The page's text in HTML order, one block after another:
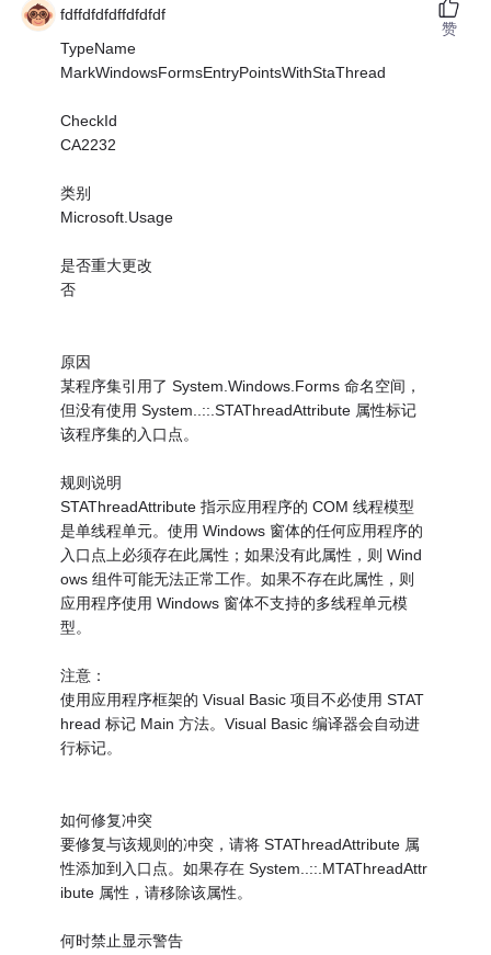
fdffdfdfdffdfdfdf
TypeName
MarkWindowsFormsEntryPointsWithStaThread
CheckId
CA2232
类别
Microsoft.Usage
是否重大更改
否
原因
某程序集引用了 System.Windows.Forms 命名空间，
但没有使用 System..::.STAThreadAttribute 属性标记
该程序集的入口点。
规则说明
STAThreadAttribute 指示应用程序的 COM 线程模型
是单线程单元。使用 Windows 窗体的任何应用程序的
入口点上必须存在此属性；如果没有此属性，则 Wind
ows 组件可能无法正常工作。如果不存在此属性，则
应用程序使用 Windows 窗体不支持的多线程单元模
型。
注意：
使用应用程序框架的 Visual Basic 项目不必使用 STAT
hread 标记 Main 方法。Visual Basic 编译器会自动进
行标记。
如何修复冲突
要修复与该规则的冲突，请将 STAThreadAttribute 属
性添加到入口点。如果存在 System..::.MTAThreadAttr
ibute 属性，请移除该属性。
何时禁止显示警告
赞